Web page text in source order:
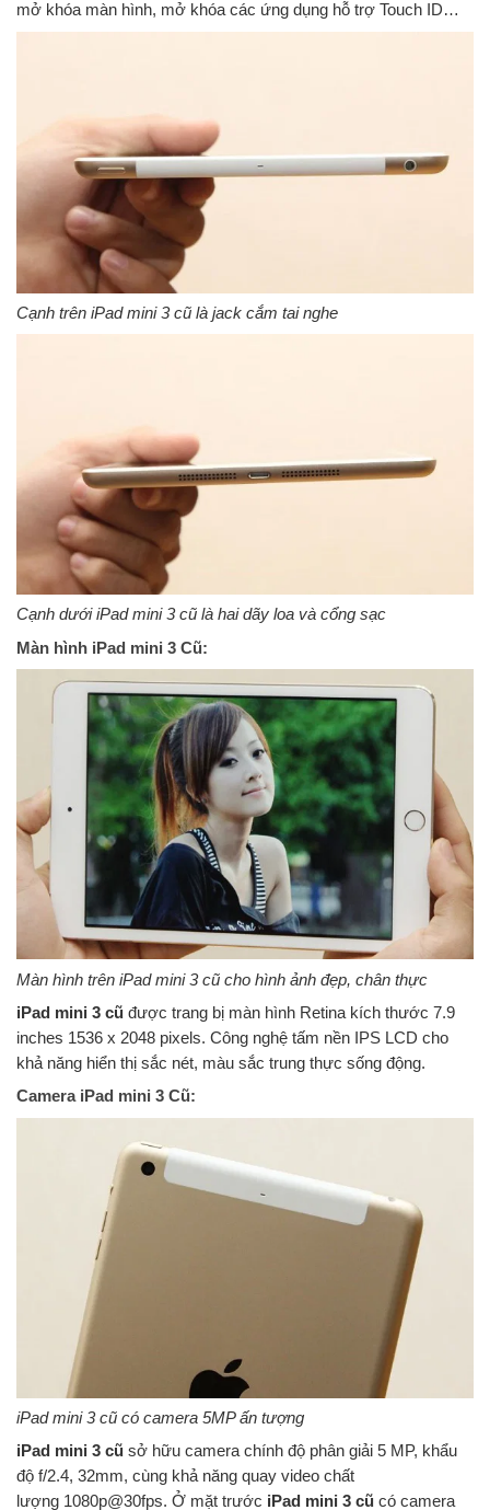
mở khóa màn hình, mở khóa các ứng dụng hỗ trợ Touch ID…
Cạnh trên iPad mini 3 cũ là jack cắm tai nghe
Cạnh dưới iPad mini 3 cũ là hai dãy loa và cổng sạc
Màn hình iPad mini 3 Cũ:
Màn hình trên iPad mini 3 cũ cho hình ảnh đẹp, chân thực
iPad mini 3 cũ được trang bị màn hình Retina kích thước 7.9
inches 1536 x 2048 pixels. Công nghệ tấm nền IPS LCD cho
khả năng hiển thị sắc nét, màu sắc trung thực sống động.
Camera iPad mini 3 Cũ:
iPad mini 3 cũ có camera 5MP ấn tượng
iPad mini 3 cũ sở hữu camera chính độ phân giải 5 MP, khẩu
độ f/2.4, 32mm, cùng khả năng quay video chất
lượng 1080p@30fps. Ở mặt trước iPad mini 3 cũ có camera